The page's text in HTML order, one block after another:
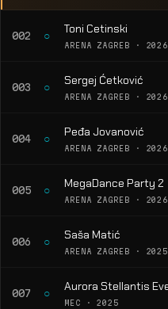
002 ○ Toni Cetinski
ARENA ZAGREB · 2026
003 ○ Sergej Ćetković
ARENA ZAGREB · 2026
004 ○ Peđa Jovanović
ARENA ZAGREB · 2026
005 ○ MegaDance Party 2
ARENA ZAGREB · 2026
006 ○ Saša Matić
ARENA ZAGREB · 2025
007 ○ Aurora Stellantis
MEC · 2025